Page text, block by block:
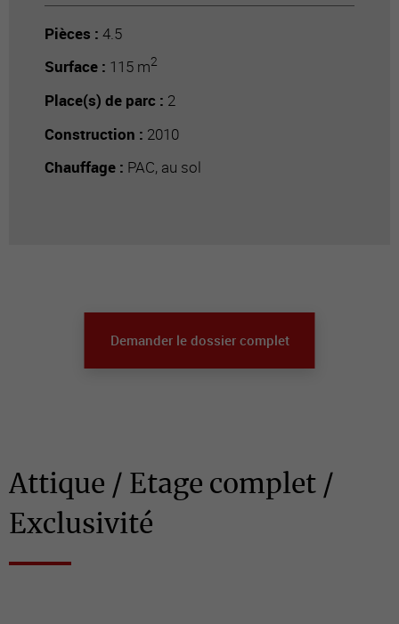
Pièces : 4.5
Surface : 115 m2
Place(s) de parc : 2
Construction : 2010
Chauffage : PAC, au sol
Attique / Etage complet /
Exclusivité
Demander le dossier complet